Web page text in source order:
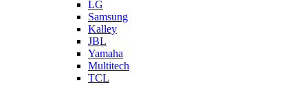
LG
Samsung
Kalley
JBL
Yamaha
Multitech
TCL